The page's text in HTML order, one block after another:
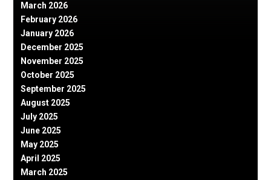
March 2026
February 2026
January 2026
December 2025
November 2025
October 2025
September 2025
August 2025
July 2025
June 2025
May 2025
April 2025
March 2025